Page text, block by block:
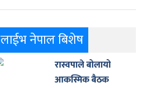
लाईभ नेपाल बिशेष
रास्वपाले बोलायो
आकस्मिक बैठक